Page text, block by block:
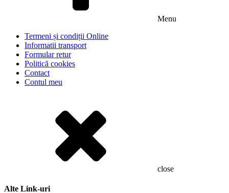
Menu
Termeni și condiții Online
Informatii transport
Formular retur
Politică cookies
Contact
Contul meu
close
Alte Link-uri